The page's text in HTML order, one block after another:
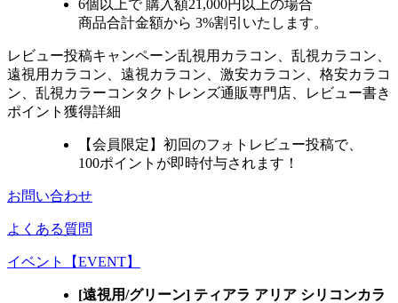
6個 以上で 購入額21,000円以上の場合
商品合計金額から 3%割引いたします。
レビュー投稿キャンペーン乱視用カラコン、乱視カラコン、
遠視用カラコン、遠視カラコン、激安カラコン、格安カラコ
ン、乱視カラーコンタクトレンズ通販専門店、レビュー書き
ポイント獲得詳細
【会員限定】初回のフォトレビュー投稿で、
100ポイント が即時付与されます！
お問い合わせ
よくある質問
イベント【EVENT】
[遠視用/グリーン] ティアラ アリア シリコンカラ